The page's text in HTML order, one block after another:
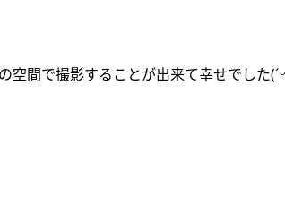
間で撮影することが出来て幸せでした